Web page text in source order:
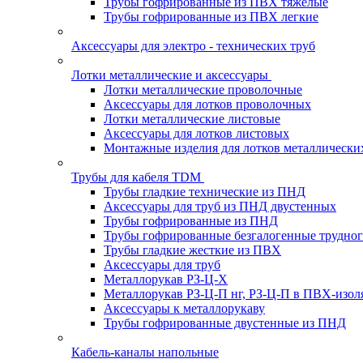
Трубы гофрированные из ПВХ легкие
Аксессуары для электро - технических труб
Лотки металлические и аксессуары
Лотки металлические проволочные
Аксессуары для лотков проволочных
Лотки металлические листовые
Аксессуары для лотков листовых
Монтажные изделия для лотков
Трубы для кабеля TDM
Трубы гладкие технические из ПНД
Аксессуары для труб из ПНД двустенных
Трубы гофрированные из ПНД
Трубы гофрированные безгалогенные
Трубы гладкие жесткие из ПВХ
Аксессуары для труб
Металлорукав РЗ-Ц-Х
Металлорукав РЗ-Ц-П нг, РЗ-Ц-П в ПВХ-
Аксессуары к металлорукаву
Трубы гофрированные двустенные из ПНД
Кабель-каналы напольные